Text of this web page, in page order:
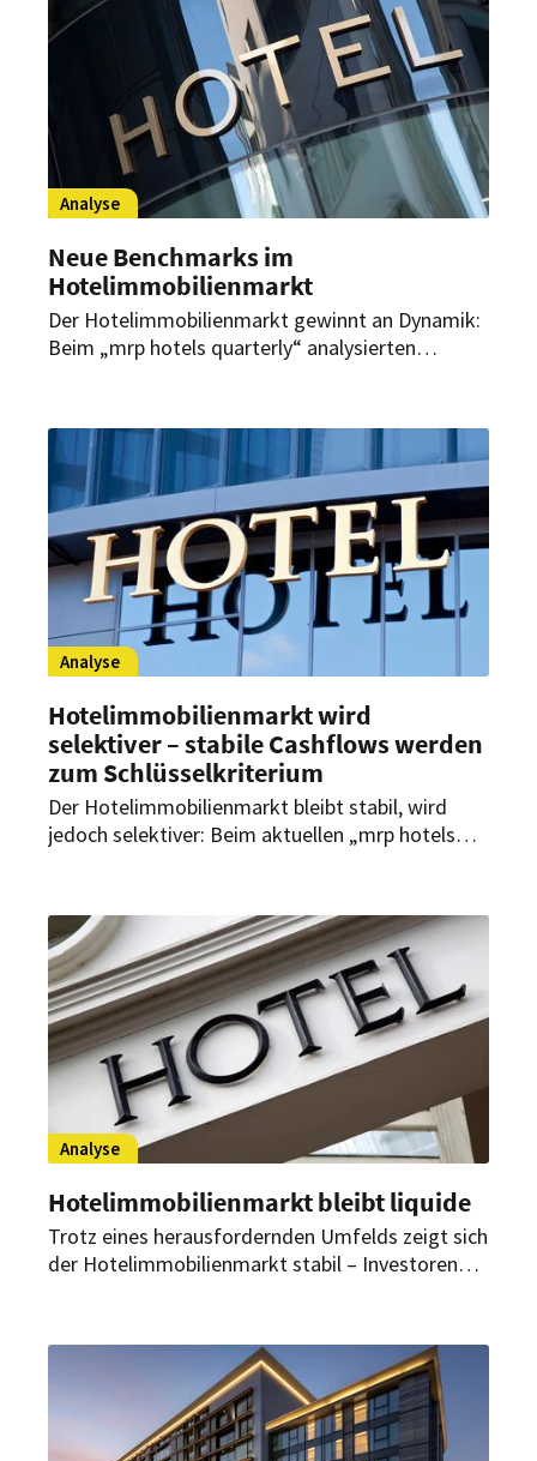
Analyse
Neue Benchmarks im
Hotelimmobilienmarkt
Der Hotelimmobilienmarkt gewinnt an Dynamik:
Beim „mrp hotels quarterly“ analysierten
strategische Weichenstellungen im
Hotelimmobilienmarkt wird.
Analyse
Hotelimmobilienmarkt wird
selektiver – stabile Cashflows werden
zum Schlüsselkriterium
Der Hotelimmobilienmarkt bleibt stabil, wird
jedoch selektiver: Beim aktuellen „mrp hotels
starke Betreiberstrukturen und professionelles
Asset Management für Investitionen und
Finanzierungen immer wichtiger werden.
Analyse
Hotelimmobilienmarkt bleibt liquide
Trotz eines herausfordernden Umfelds zeigt sich
der Hotelimmobilienmarkt stabil – Investoren
zunehmend die Qualität von Betreiberstrukturen,
Cashflows und Finanzierungsmodellen über
Investitions- und Transaktionserfolge.